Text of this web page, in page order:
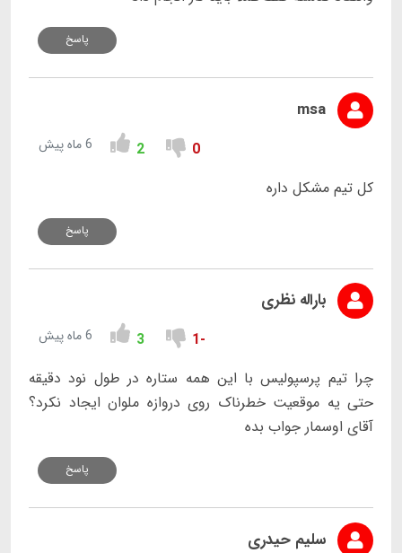
پاسخ
msa
0
2 6 ماه پیش
کل تیم مشکل داره
پاسخ
باراله نظری
-1
3 6 ماه پیش
چرا تیم پرسپولیس با این همه ستاره در طول نود دقیقه
حتی یه موقعیت خطرناک روی دروازه ملوان ایجاد نکرد؟
آقای اوسمار جواب بده
پاسخ
سلیم حیدری